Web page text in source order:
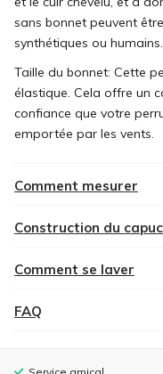
sans bonnet peuvent
synthétiques ou humains.
Taille du bonnet: Cette
élastique. Cela offre un
confiance que votre
emportée par les vents.
Comment mesurer
Construction du
Comment se laver
FAQ